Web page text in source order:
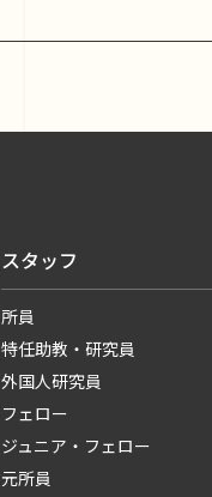
スタッフ
所員
特任助教・研究員
外国人研究員
フェロー
ジュニア・フェロー
元所員